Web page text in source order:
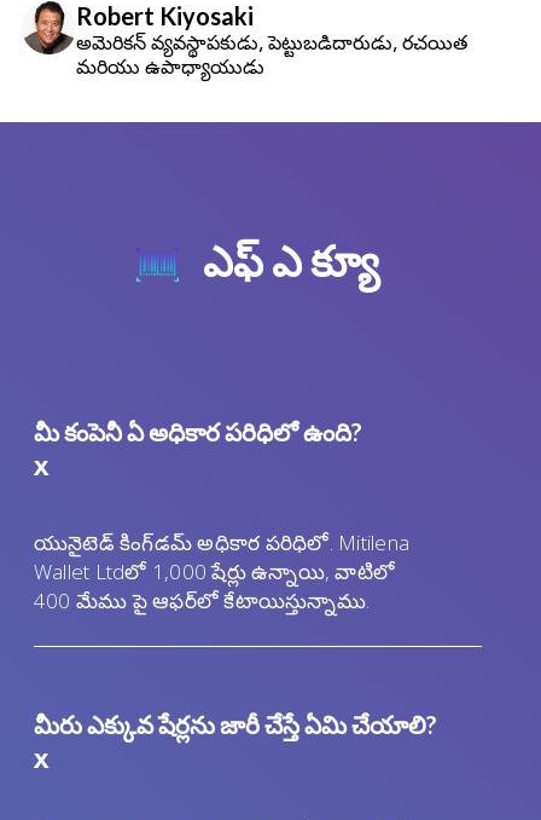
Robert Kiyosaki
అమెరికన్ వ్యవస్థాపకుడు, పెట్టుబడిదారుడు, రచయిత
మరియు ఉపాధ్యాయుడు
ఎఫ్ ఎ క్యూ
మీ కంపెనీ ఏ అధికార పరిధిలో ఉంది?
x
యునైటెడ్ కింగ్‌డమ్ అధికార పరిధిలో. Mitilena
Wallet Ltdలో 1,000 షేర్లు ఉన్నాయి, వాటిలో
400 మేము పై ఆఫర్‌లో కేటాయిస్తున్నాము.
మీరు ఎక్కువ షేర్లను జారీ చేస్తే ఏమి చేయాలి?
x